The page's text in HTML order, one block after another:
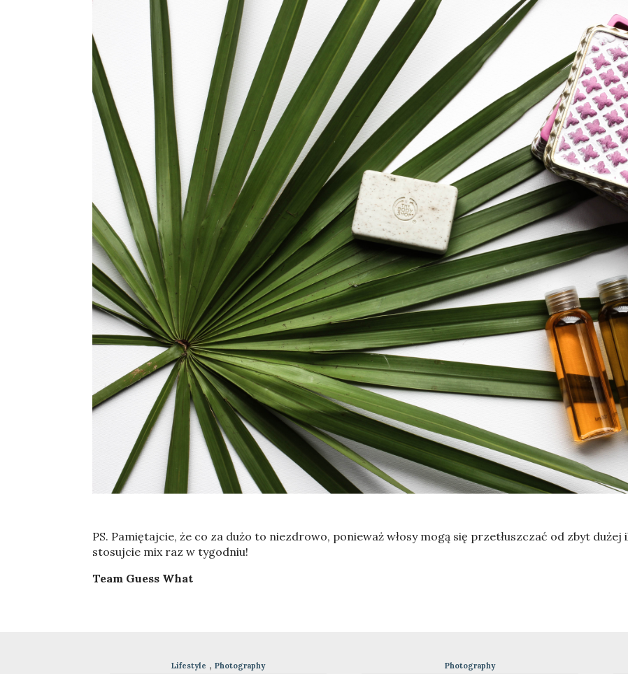
PS. Pamiętajcie, że co za dużo to niezdrowo, ponieważ włosy mogą się przetłuszczać od zbyt
stosujcie mix raz w tygodniu!
Team Guess What
Lifestyle , Photography Photography